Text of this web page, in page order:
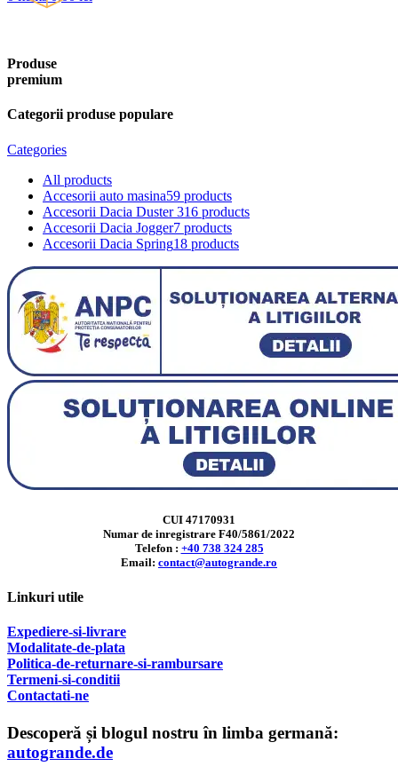
Produse
premium
Categorii produse populare
Categories
All products
Accesorii auto masina59 products
Accesorii Dacia Duster 316 products
Accesorii Dacia Jogger7 products
Accesorii Dacia Spring18 products
CUI 47170931
Numar de inregistrare F40/5861/2022
Telefon : +40 738 324 285
Email: contact@autogrande.ro
Linkuri utile
Expediere-si-livrare
Modalitate-de-plata
Politica-de-returnare-si-rambursare
Termeni-si-conditii
Contactati-ne
Descoperă și blogul nostru în limba germană:
autogrande.de